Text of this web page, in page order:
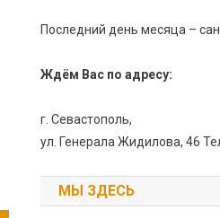
Последний день месяца –
Ждём Вас по адресу:
г. Севастополь,
ул. Генерала Жидилова, 46
МЫ ЗДЕСЬ